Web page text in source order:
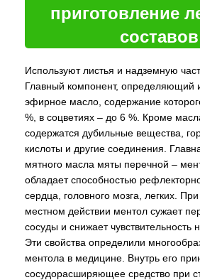
приготовление
составов
Используют листья и надземную
Главный компонент, определяющий
эфирное масло, содержание
%, в соцветиях – до 6 %. Кроме
содержатся дубильные вещества,
кислоты и другие соединения.
мятного масла мяты перечной –
обладает способностью
сердца, головного мозга, легких.
местном действии ментол сужает
сосуды и снижает чувствительность
Эти свойства определили
ментола в медицине. Внутрь его
сосудорасширяющее средство при